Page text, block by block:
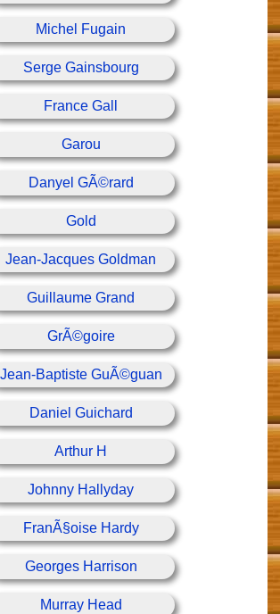
Michel Fugain
Serge Gainsbourg
France Gall
Garou
Danyel GÃ©rard
Gold
Jean-Jacques Goldman
Guillaume Grand
GrÃ©goire
Jean-Baptiste GuÃ©guan
Daniel Guichard
Arthur H
Johnny Hallyday
FranÃ§oise Hardy
Georges Harrison
Murray Head